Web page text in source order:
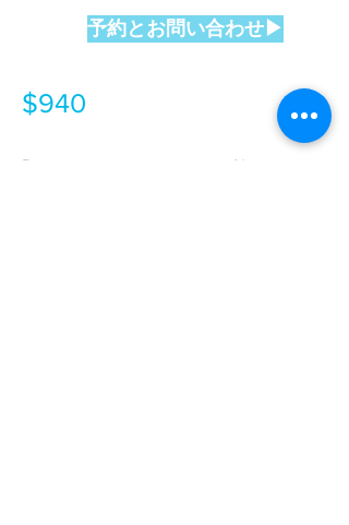
予約とお問い合わせ▶
$940
Previous Next